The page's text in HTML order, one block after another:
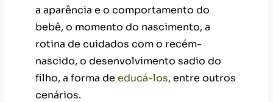
a aparência e o comportamento do
bebê, o momento do nascimento, a
rotina de cuidados com o recém-
nascido, o desenvolvimento sadio do
filho, a forma de educá-los, entre outros
cenários.